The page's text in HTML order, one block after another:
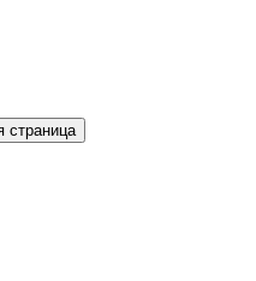
страница